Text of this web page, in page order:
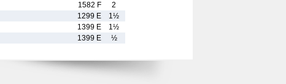
1582 F
2
1299 E
1½
1399 E
1½
1399 E ½